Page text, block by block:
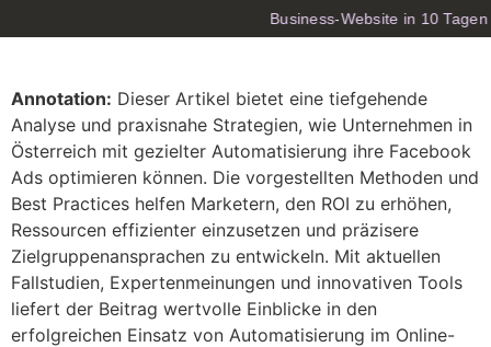
Business-Website in 10
Annotation: Dieser Artikel bietet eine tiefgehende
Analyse und praxisnahe Strategien, wie Unternehmen in
Österreich mit gezielter Automatisierung ihre Facebook
Ads optimieren können. Die vorgestellten Methoden und
Best Practices helfen Marketern, den ROI zu erhöhen,
Ressourcen effizienter einzusetzen und präzisere
Zielgruppenansprachen zu entwickeln. Mit aktuellen
Fallstudien, Expertenmeinungen und innovativen Tools
liefert der Beitrag wertvolle Einblicke in den
erfolgreichen Einsatz von Automatisierung im Online-